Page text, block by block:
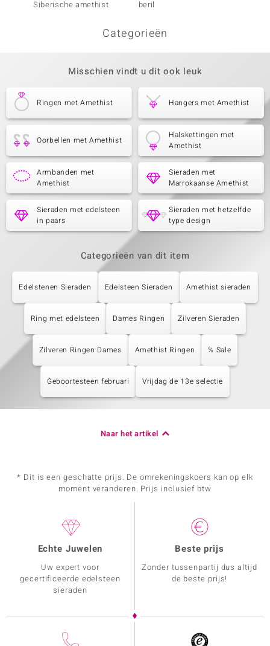
Siberische amethist beril
Categorieën
Misschien vindt u dit ook leuk
Ringen met Amethist Hangers met Amethist
Oorbellen met Amethist
Halskettingen met
Amethist
Armbanden met
Amethist
Sieraden met
Marrokaanse Amethist
Sieraden met edelsteen
in paars
Sieraden met hetzelfde
type design
Categorieën van dit item
Edelstenen Sieraden Edelsteen Sieraden Amethist sieraden
Ring met edelsteen Dames Ringen Zilveren Sieraden
Zilveren Ringen Dames Amethist Ringen % Sale
Geboortesteen februari Vrijdag de 13e selectie
Naar het artikel
* Dit is een geschatte prijs. De omrekeningskoers kan op elk
moment veranderen. Prijs inclusief btw
Echte Juwelen
Uw expert voor
gecertificeerde edelsteen
sieraden
Beste prijs
Zonder tussenpartij dus altijd
de beste prijs!